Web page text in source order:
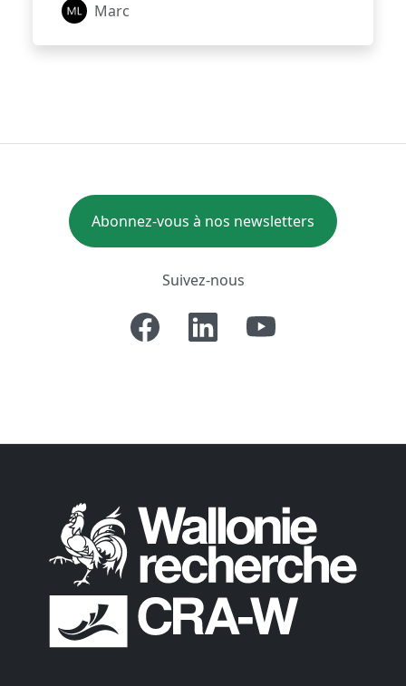
Marc
Abonnez-vous à nos newsletters
Suivez-nous